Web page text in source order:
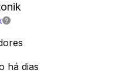
há dias